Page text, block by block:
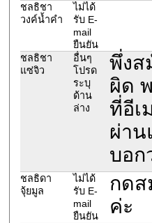
ชลธิชา
วงค์น้ำคำ
ไม่ได้
รับ E-
mail
ยืนยัน
ชลธิชา
แซ่จิว
อื่นๆ
โปรด
ระบุ
ด้าน
ล่าง
พึ่งส
ผิด
ที่อีเ
ผ่าน
บอก
ชลธิดา
จุ้ยมูล
ไม่ได้
รับ E-
mail
ยืนยัน
กดส
ค่ะ